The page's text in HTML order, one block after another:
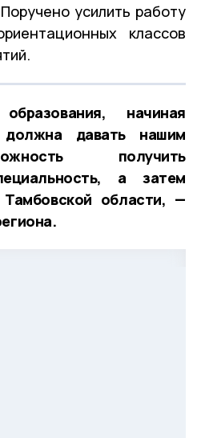
усилить работу
классов
начиная
давать нашим
получить
а затем
области, —